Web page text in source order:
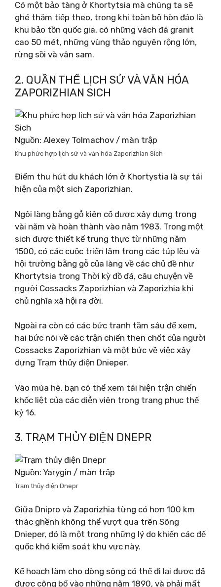
Có một bảo tàng ở Khortytsia mà chúng ta sẽ
ghé thăm tiếp theo, trong khi toàn bộ hòn đảo là
khu bảo tồn quốc gia, có những vách đá granit
cao 50 mét, những vùng thảo nguyên rộng lớn,
rừng sồi và vân sam.
2. QUẦN THỂ LỊCH SỬ VÀ VĂN HÓA
ZAPORIZHIAN SICH
Nguồn: Alexey Tolmachov / màn trập
Khu phức hợp lịch sử và văn hóa Zaporizhian Sich
Điểm thu hút du khách lớn ở Khortystia là sự tái
hiện của một sich Zaporizhian.
Ngôi làng bằng gỗ kiên cố được xây dựng trong
vài năm và hoàn thành vào năm 1983. Trong một
sich được thiết kế trung thực từ những năm
1500, có các cuộc triển lãm trong các túp lều và
hội trường bằng gỗ của làng về các chủ đề như
Khortytsia trong Thời kỳ đồ đá, câu chuyện về
người Cossacks Zaporizhian và Zaporizhia khi
chủ nghĩa xã hội ra đời.
Ngoài ra còn có các bức tranh tầm sâu để xem,
hai bức nói về các trận chiến then chốt của người
Cossacks Zaporizhian và một bức về việc xây
dựng Trạm thủy điện Dnieper.
Vào mùa hè, bạn có thể xem tái hiện trận chiến
khốc liệt của các diễn viên trong trang phục thế
kỷ 16.
3. TRẠM THỦY ĐIỆN DNEPR
Nguồn: Yarygin / màn trập
Trạm thủy điện Dnepr
Giữa Dnipro và Zaporizhia từng có hơn 100 km
thác ghềnh không thể vượt qua trên Sông
Dnieper, đó là một trong những lý do khiến các đế
quốc khó kiểm soát khu vực này.
Kế hoạch làm cho dòng sông có thể đi lại được đã
được công bố vào những năm 1890, và phải mất